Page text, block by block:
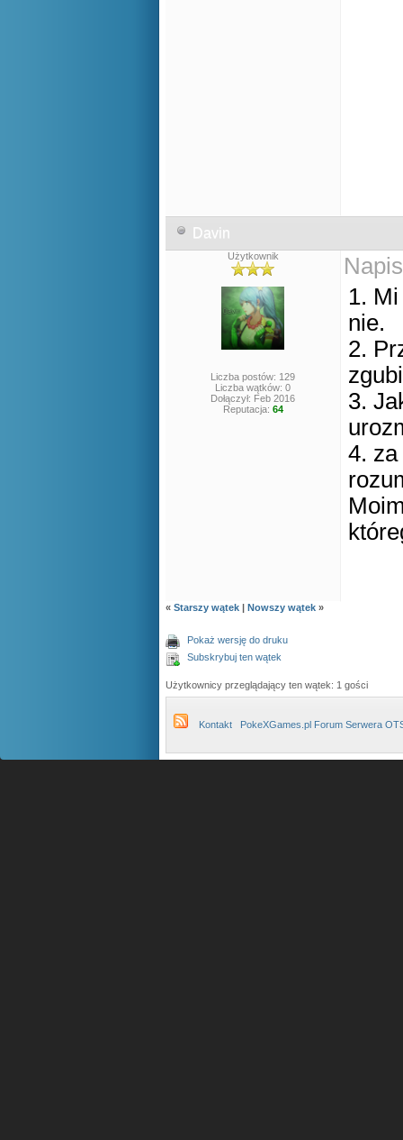
Davin
Użytkownik
Liczba postów: 129
Liczba wątków: 0
Dołączył: Feb 2016
Reputacja: 64
1.
nie.
2.
3.
4.
« Starszy wątek | Nowszy wątek »
Pokaż wersję do druku
Subskrybuj ten wątek
Użytkownicy przeglądający ten wątek: 1 gości
Kontakt PokeXGames.pl Forum Serwera